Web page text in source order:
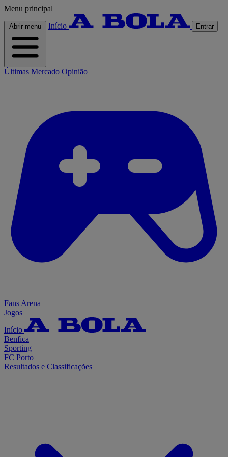
Menu principal
Abrir menu Início Entrar
Últimas Mercado Opinião
Fans Arena
Jogos
Início
Benfica
Sporting
FC Porto
Resultados e Classificações